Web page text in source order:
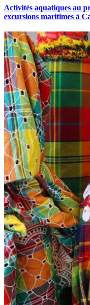
Activités aquatiques au
excursions maritimes à